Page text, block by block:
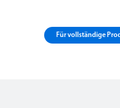
Für vollständige